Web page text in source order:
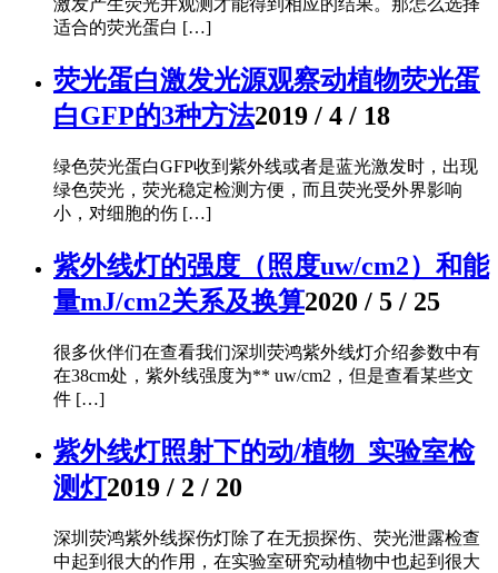
激发产生荧光并观测才能得到相应的结果。那怎么选择
适合的荧光蛋白 […]
荧光蛋白激发光源观察动植物荧光蛋
白GFP的3种方法2019 / 4 / 18
绿色荧光蛋白GFP收到紫外线或者是蓝光激发时，出现
绿色荧光，荧光稳定检测方便，而且荧光受外界影响
小，对细胞的伤 […]
紫外线灯的强度（照度uw/cm2）和能
量mJ/cm2关系及换算2020 / 5 / 25
很多伙伴们在查看我们深圳荧鸿紫外线灯介绍参数中有
在38cm处，紫外线强度为** uw/cm2，但是查看某些文
件 […]
紫外线灯照射下的动/植物_实验室检
测灯2019 / 2 / 20
深圳荧鸿紫外线探伤灯除了在无损探伤、荧光泄露检查
中起到很大的作用，在实验室研究动植物中也起到很大